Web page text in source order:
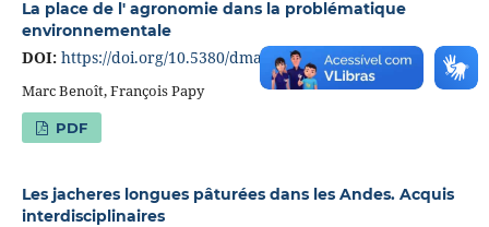
La place de l' agronomie dans la problématique
environnementale
DOI: https://doi.org/10.5380/dma.v2i0.22109
Marc Benoît, François Papy
PDF
Les jacheres longues pâturées dans les Andes. Acquis
interdisciplinaires